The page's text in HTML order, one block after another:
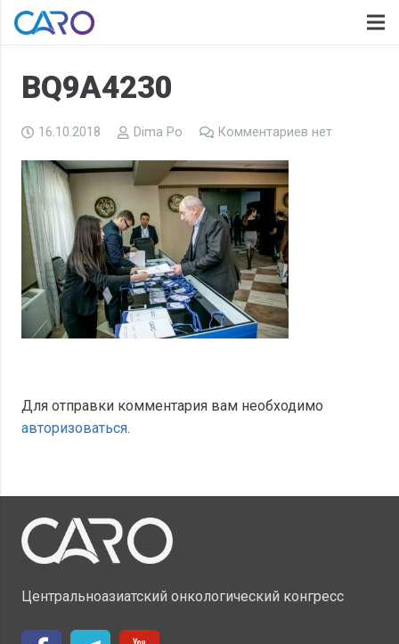
BQ9A4230
16.10.2018 Dima Po Комментариев нет
Для отправки комментария вам необходимо
авторизоваться.
Центральноазиатский онкологический конгресс